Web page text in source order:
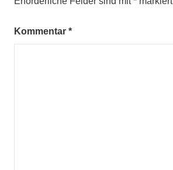
Kommentar *